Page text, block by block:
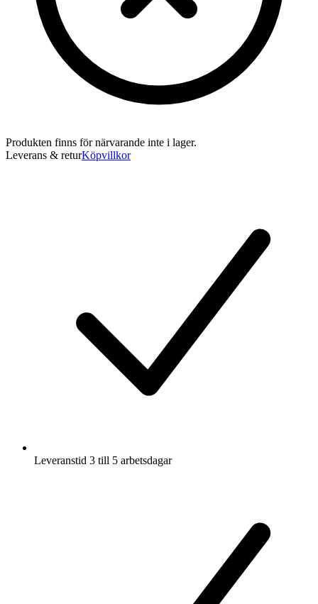
Produkten finns för närvarande inte i lager.
Leverans & returKöpvillkor
Leveranstid 3 till 5 arbetsdagar